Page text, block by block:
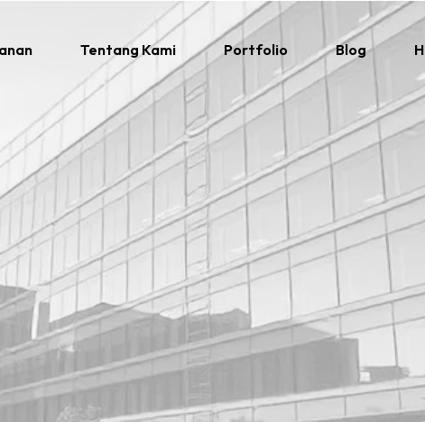
Tentang Kami Portfolio Blog